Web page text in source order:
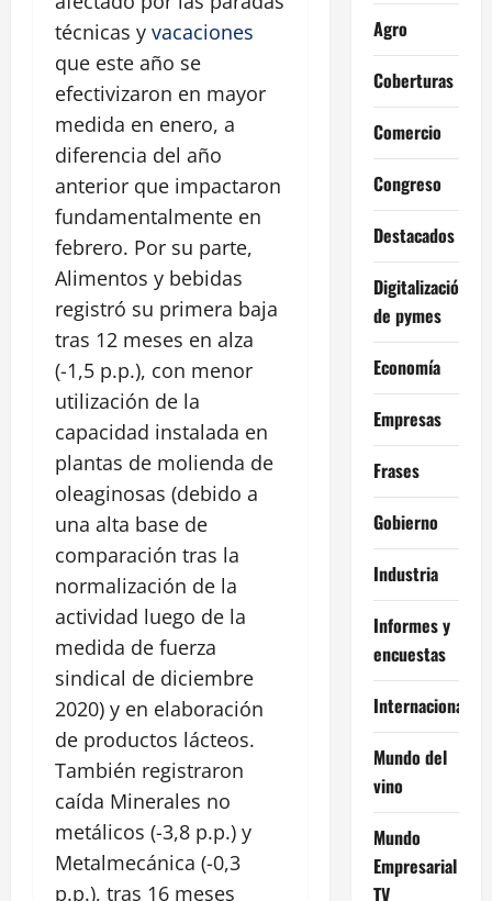
técnicas y vacaciones
que este año se
efectivizaron en mayor
medida en enero, a
diferencia del año
anterior que impactaron
fundamentalmente en
febrero. Por su parte,
Alimentos y bebidas
registró su primera baja
tras 12 meses en alza
(-1,5 p.p.), con menor
utilización de la
capacidad instalada en
plantas de molienda de
oleaginosas (debido a
una alta base de
comparación tras la
normalización de la
actividad luego de la
medida de fuerza
sindical de diciembre
2020) y en elaboración
de productos lácteos.
También registraron
caída Minerales no
metálicos (-3,8 p.p.) y
Metalmecánica (-0,3
p.p.), tras 16 meses
Agro
Coberturas
Comercio
Congreso
Destacados
Digitalización
de pymes
Economía
Empresas
Frases
Gobierno
Industria
Informes y
encuestas
Internacional
Mundo del
vino
Mundo
Empresarial
TV